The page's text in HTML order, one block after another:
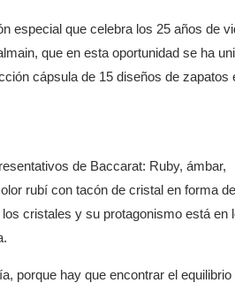
especial que celebra los 25 años de
que en esta oportunidad se ha
cápsula de 15 diseños de zapatos
de Baccarat: Ruby, ámbar,
rubí con tacón de cristal en forma de
cristales y su protagonismo está en
porque hay que encontrar el equilibrio